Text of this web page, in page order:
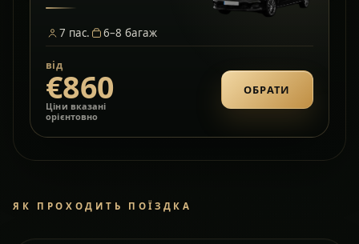
7 пас. 6–8 багаж
від
€860
Ціни вказані
орієнтовно
ОБРАТИ
ЯК ПРОХОДИТЬ ПОЇЗДКА